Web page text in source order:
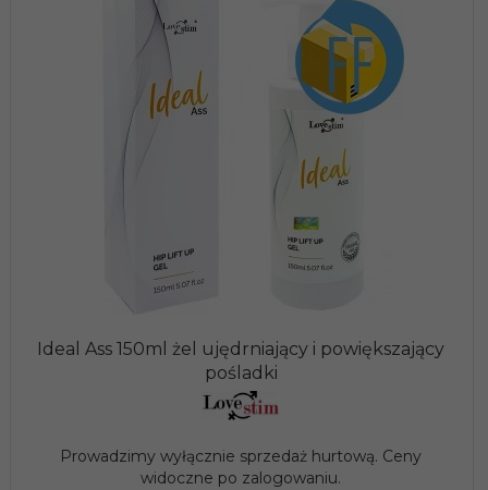
Ideal Ass 150ml żel ujędrniający i powiększający
pośladki
Prowadzimy wyłącznie sprzedaż hurtową. Ceny
widoczne po zalogowaniu.